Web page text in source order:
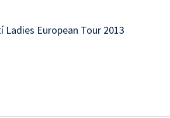
European Tour 2013